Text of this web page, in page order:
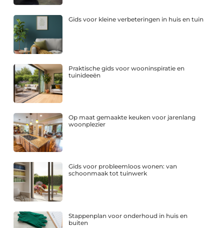
Gids voor kleine verbeteringen in huis en tuin
Praktische gids voor wooninspiratie en
tuinideeën
Op maat gemaakte keuken voor jarenlang
woonplezier
Gids voor probleemloos wonen: van
schoonmaak tot tuinwerk
Stappenplan voor onderhoud in huis en
buiten